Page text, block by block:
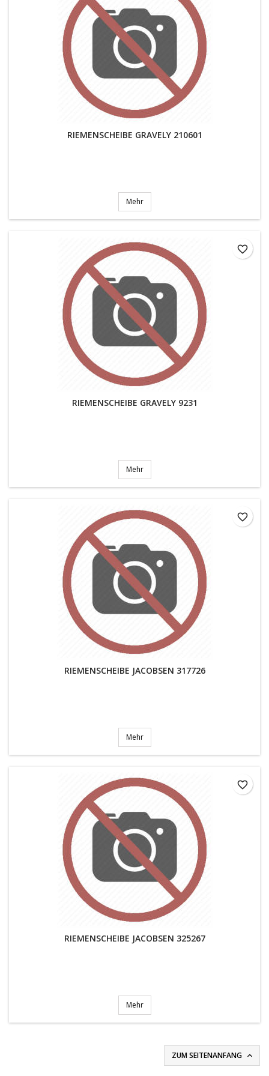
RIEMENSCHEIBE GRAVELY 210601
Mehr
RIEMENSCHEIBE GRAVELY 9231
Mehr
favorite_border
RIEMENSCHEIBE JACOBSEN 317726
Mehr
favorite_border
RIEMENSCHEIBE JACOBSEN 325267
Mehr
favorite_border
ZUM SEITENANFANG 